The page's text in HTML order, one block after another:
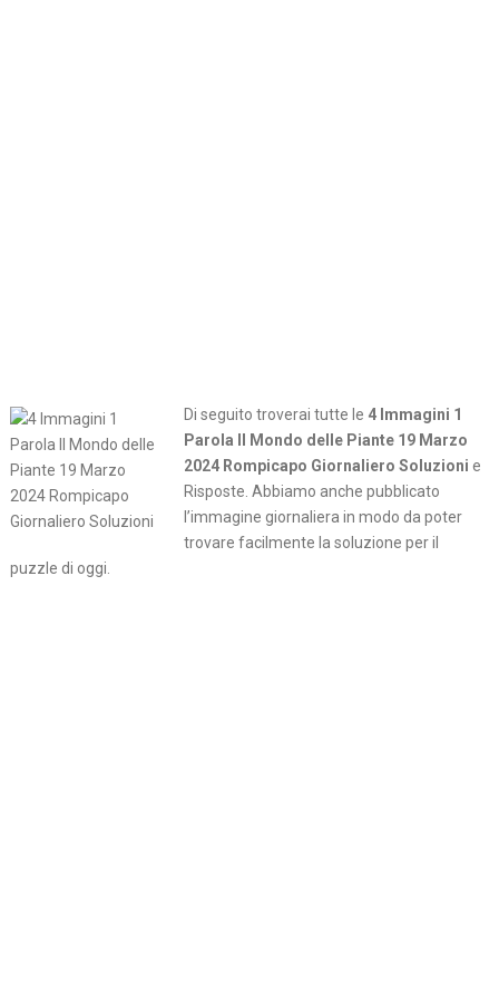
Di seguito troverai tutte le 4 Immagini 1
Parola Il Mondo delle Piante 19 Marzo
2024 Rompicapo Giornaliero Soluzioni e
Risposte. Abbiamo anche pubblicato
l’immagine giornaliera in modo da poter
trovare facilmente la soluzione per il
puzzle di oggi.